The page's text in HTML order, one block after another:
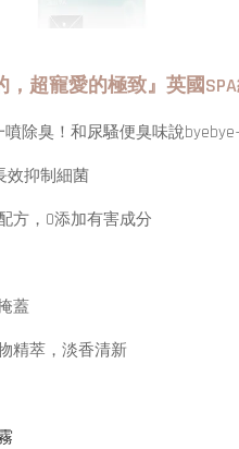
，超寵愛的極致』英國
噴除臭！和尿騷便臭味說
效抑制細菌
方，0添加有害成分
蓋
精萃，淡香清新